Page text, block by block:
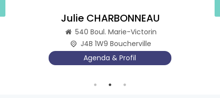
Julie CHARBONNEAU
540 Boul. Marie-Victorin
J4B 1W9 Boucherville
Agenda & Profil